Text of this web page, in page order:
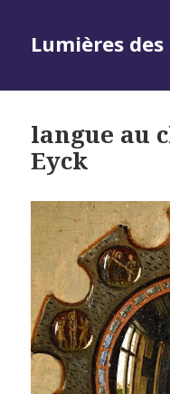
Lumières
langue au
Eyck